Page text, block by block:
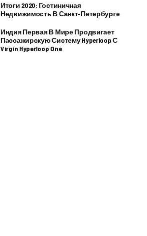
Итоги 2020: Гостиничная
Недвижимость В Санкт-Петербурге
Индия Первая В Мире Продвигает
Пассажирскую Систему Hyperloop С
Virgin Hyperloop One